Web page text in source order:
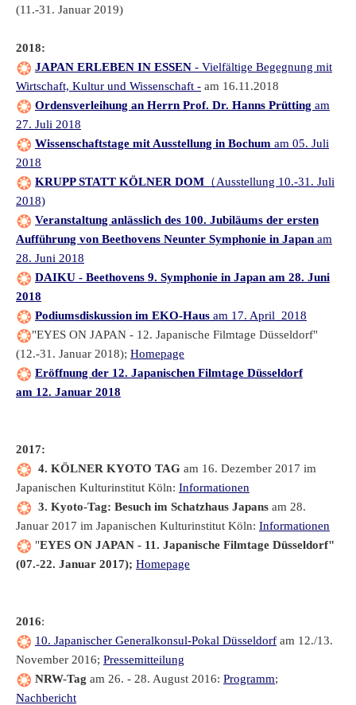
(11.-31. Januar 2019)
2018:
JAPAN ERLEBEN IN ESSEN - Vielfältige Begegnung mit
Wirtschaft, Kultur und Wissenschaft - am 16.11.2018
Ordensverleihung an Herrn Prof. Dr. Hanns Prütting am
27. Juli 2018
Wissenschaftstage mit Ausstellung in Bochum am 05. Juli
2018
KRUPP STATT KÖLNER DOM （Ausstellung 10.-31. Juli
2018)
Veranstaltung anlässlich des 100. Jubiläums der ersten
Aufführung von Beethovens Neunter Symphonie in Japan am
28. Juni 2018
DAIKU - Beethovens 9. Symphonie in Japan am 28. Juni
2018
Podiumsdiskussion im EKO-Haus am 17. April 2018
"EYES ON JAPAN - 12. Japanische Filmtage Düsseldorf"
(12.-31. Januar 2018); Homepage
Eröffnung der 12. Japanischen Filmtage Düsseldorf
am 12. Januar 2018
2017:
4. KÖLNER KYOTO TAG am 16. Dezember 2017 im
Japanischen Kulturinstitut Köln: Informationen
3. Kyoto-Tag: Besuch im Schatzhaus Japans am 28.
Januar 2017 im Japanischen Kulturinstitut Köln: Informationen
"EYES ON JAPAN - 11. Japanische Filmtage Düsseldorf"
(07.-22. Januar 2017); Homepage
2016:
10. Japanischer Generalkonsul-Pokal Düsseldorf am 12./13.
November 2016; Pressemitteilung
NRW-Tag am 26. - 28. August 2016: Programm;
Nachbericht